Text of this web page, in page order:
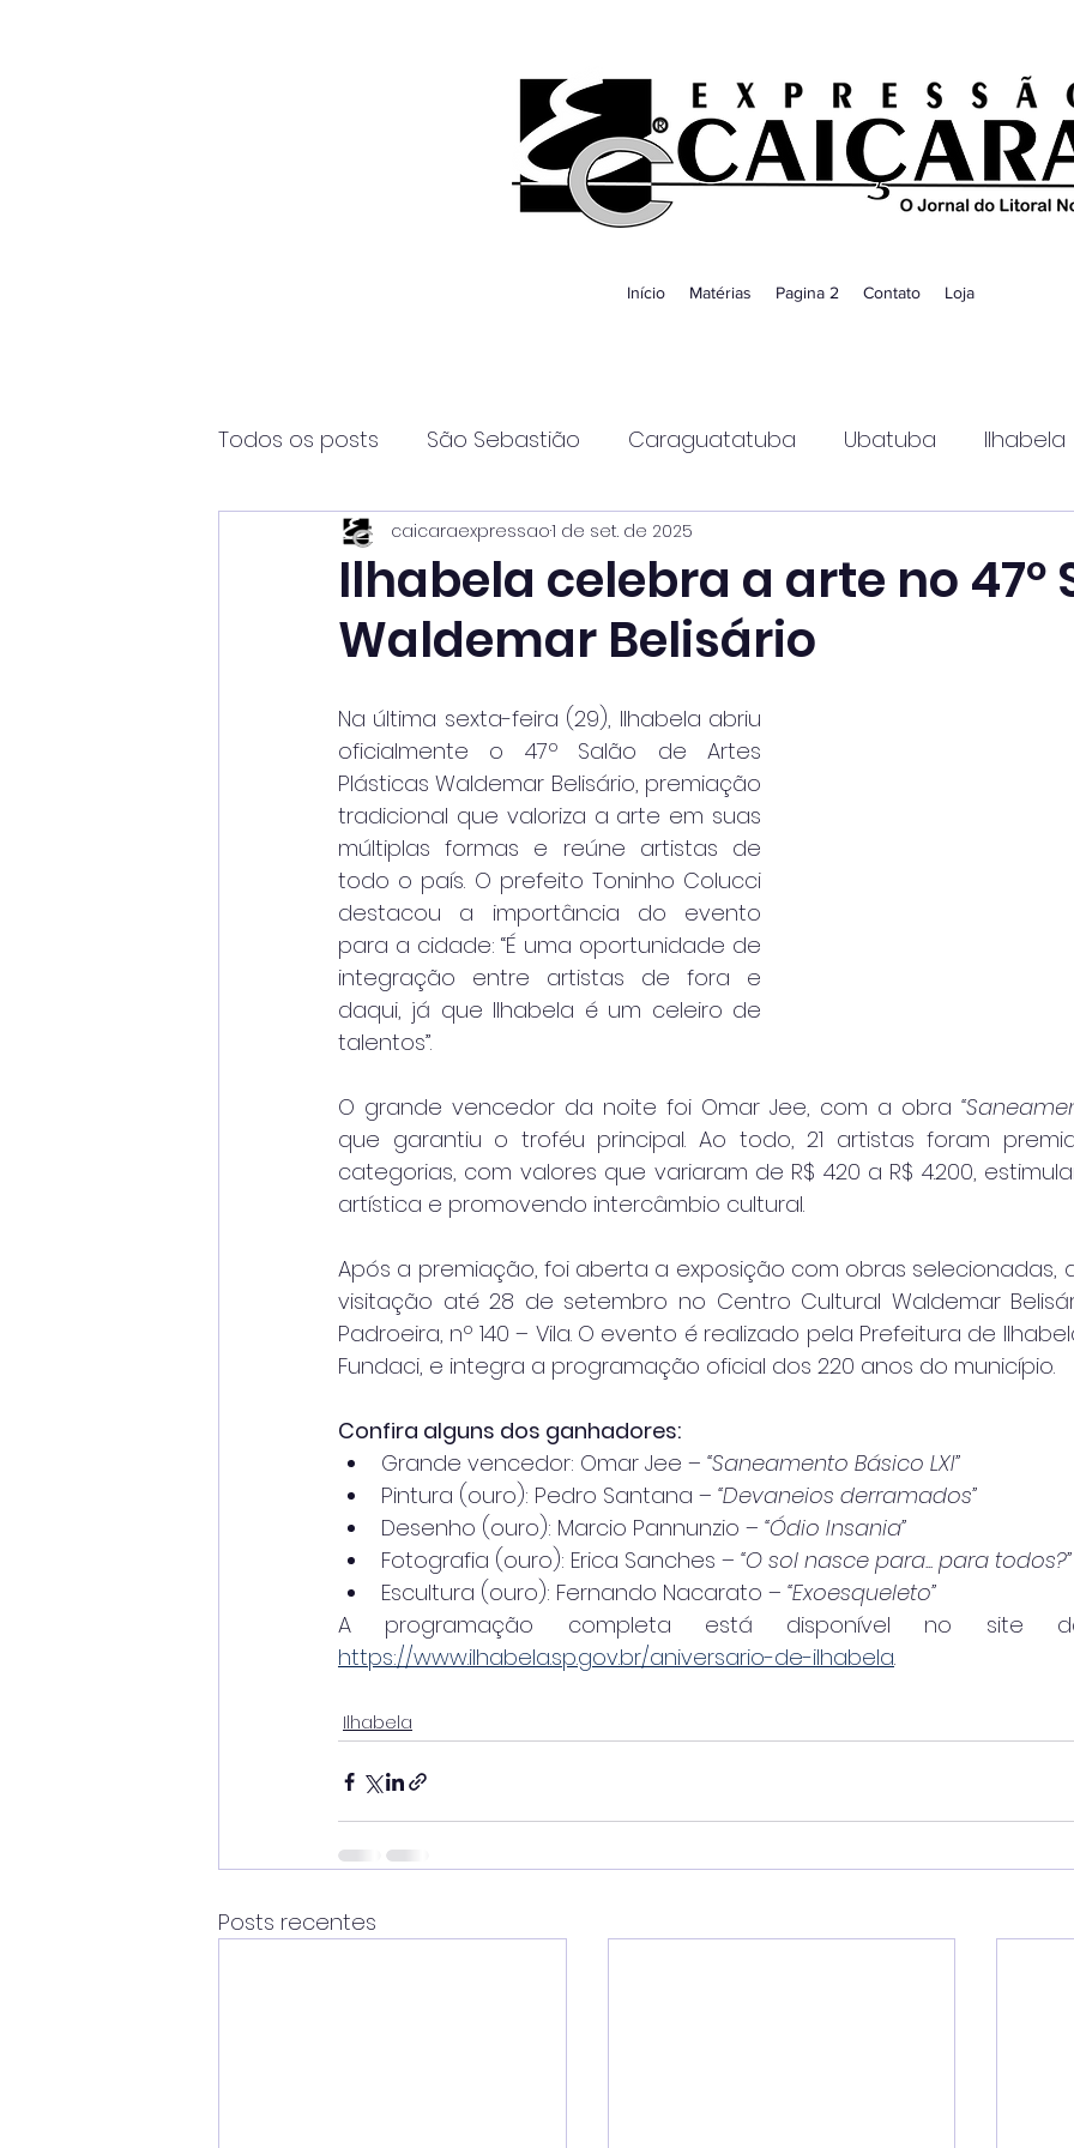
Início Matérias Pagina 2 Contato Loja
Todos os posts São Sebastião Caraguatatuba Ubatuba Ilhabela
Página2 Itanhaém Guaratinguetá
Ilhabela celebra a arte no 47º
Waldemar Belisário
caicaraexpressao1 de set. de 2025
Na última sexta-feira (29), Ilhabela abriu
oficialmente o 47º Salão de Artes
Plásticas Waldemar Belisário, premiação
tradicional que valoriza a arte em suas
múltiplas formas e reúne artistas de
todo o país. O prefeito Toninho Colucci
destacou a importância do evento
para a cidade: “É uma oportunidade de
integração entre artistas de fora e
daqui, já que Ilhabela é um celeiro de
talentos”.
O grande vencedor da noite foi Omar Jee, com a obra
que garantiu o troféu principal. Ao todo, 21 artistas foram
categorias, com valores que variaram de R$ 420 a R$ 4.200,
artística e promovendo intercâmbio cultural.
Após a premiação, foi aberta a exposição com obras selecionadas,
visitação até 28 de setembro no Centro Cultural Waldemar
Padroeira, nº 140 – Vila. O evento é realizado pela Prefeitura de
Fundaci, e integra a programação oficial dos 220 anos do município.
Confira alguns dos ganhadores:
Grande vencedor: Omar Jee – “Saneamento Básico LXI”
Pintura (ouro): Pedro Santana – “Devaneios derramados”
Desenho (ouro): Marcio Pannunzio – “Ódio Insania”
Fotografia (ouro): Erica Sanches – “O sol nasce para... para todos?”
Escultura (ouro): Fernando Nacarato – “Exoesqueleto”
https://www.ilhabela.sp.gov.br/aniversario-de-ilhabela.
Ilhabela
Posts recentes